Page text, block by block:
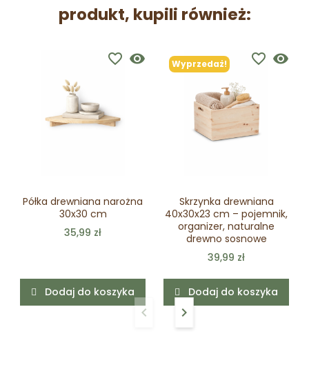
produkt, kupili również:
visibility
favorite_border
Półka drewniana narożna
30x30 cm
35,99 zł
Dodaj do koszyka
Wyprzedaż! visibility
favorite_border
Skrzynka drewniana
40x30x23 cm – pojemnik,
organizer, naturalne
drewno sosnowe
39,99 zł
Dodaj do koszyka
Poprzedni
keyboard_arrow_left Następny
keyboard_arrow_right